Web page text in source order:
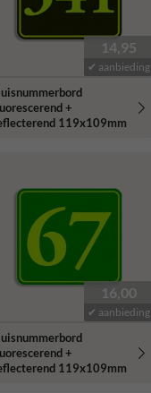
14,95
✔ aanbieding
+
119x109mm
16,00
✔ aanbieding
+
119x109mm